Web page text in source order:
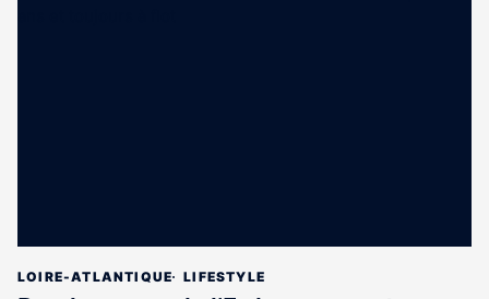
LOIRE-ATLANTIQUE LIFESTYLE